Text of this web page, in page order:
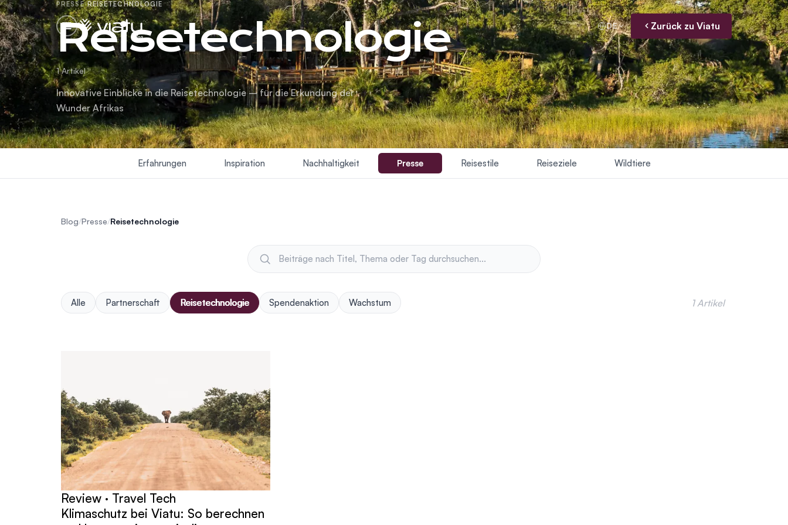
blog
DE Zurück zu Viatu
PRESSE·REISETECHNOLOGIE
Reisetechnologie
1 Artikel
Innovative Einblicke in die Reisetechnologie – für die Erkundung der
Wunder Afrikas
Erfahrungen Inspiration Nachhaltigkeit Presse Reisestile Reiseziele Wildtiere
Blog/Presse/Reisetechnologie
Alle Partnerschaft Reisetechnologie Spendenaktion Wachstum 1 Artikel
Review · Travel Tech
Klimaschutz bei Viatu: So berechnen